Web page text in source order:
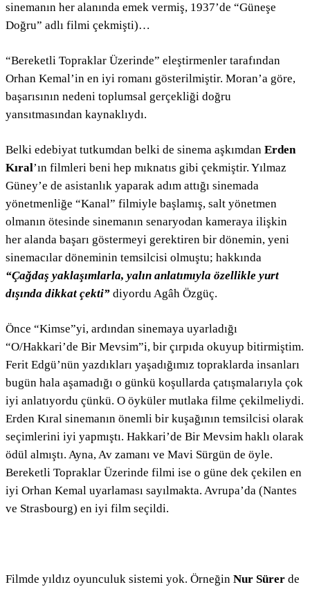
sinemanın her alanında emek vermiş, 1937’de “Güneşe
Doğru” adlı filmi çekmişti)…
“Bereketli Topraklar Üzerinde” eleştirmenler tarafından
Orhan Kemal’in en iyi romanı gösterilmiştir. Moran’a göre,
başarısının nedeni toplumsal gerçekliği doğru
yansıtmasından kaynaklıydı.
Belki edebiyat tutkumdan belki de sinema aşkımdan Erden
Kıral’ın filmleri beni hep mıknatıs gibi çekmiştir. Yılmaz
Güney’e de asistanlık yaparak adım attığı sinemada
yönetmenliğe “Kanal” filmiyle başlamış, salt yönetmen
olmanın ötesinde sinemanın senaryodan kameraya ilişkin
her alanda başarı göstermeyi gerektiren bir dönemin, yeni
sinemacılar döneminin temsilcisi olmuştu; hakkında
“Çağdaş yaklaşımlarla, yalın anlatımıyla özellikle yurt
dışında dikkat çekti” diyordu Agâh Özgüç.
Önce “Kimse”yi, ardından sinemaya uyarladığı
“O/Hakkari’de Bir Mevsim”i, bir çırpıda okuyup bitirmiştim.
Ferit Edgü’nün yazdıkları yaşadığımız topraklarda insanları
bugün hala aşamadığı o günkü koşullarda çatışmalarıyla çok
iyi anlatıyordu çünkü. O öyküler mutlaka filme çekilmeliydi.
Erden Kıral sinemanın önemli bir kuşağının temsilcisi olarak
seçimlerini iyi yapmıştı. Hakkari’de Bir Mevsim haklı olarak
ödül almıştı. Ayna, Av zamanı ve Mavi Sürgün de öyle.
Bereketli Topraklar Üzerinde filmi ise o güne dek çekilen en
iyi Orhan Kemal uyarlaması sayılmakta. Avrupa’da (Nantes
ve Strasbourg) en iyi film seçildi.
Filmde yıldız oyunculuk sistemi yok. Örneğin Nur Sürer de